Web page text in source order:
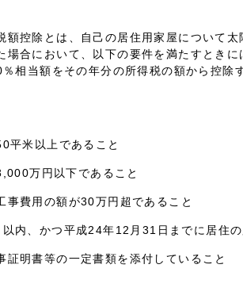
額控除とは、自己の居住用家屋について
場合において、以下の要件を満たすとき
相当額をその年分の所得税の額から控除
平米以上であること
万円以下であること
事費用の額が30万円超であること
以内、かつ平成24年12月31日までに居住
証明書等の一定書類を添付していること